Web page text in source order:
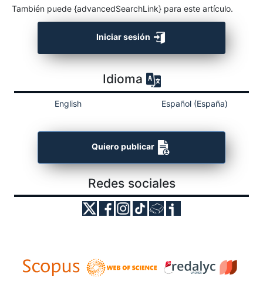
También puede {advancedSearchLink} para este artículo.
Iniciar sesión
Idioma
English Español (España)
Quiero publicar
Redes sociales